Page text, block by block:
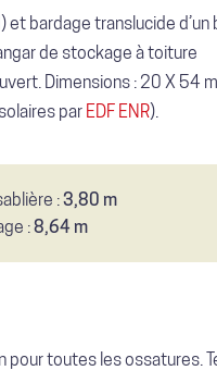
et bardage translucide
de stockage à toiture
Dimensions : 20 X 54 m.
par EDF ENR).
:3,80 m
:8,64 m
pour toutes les ossatures.